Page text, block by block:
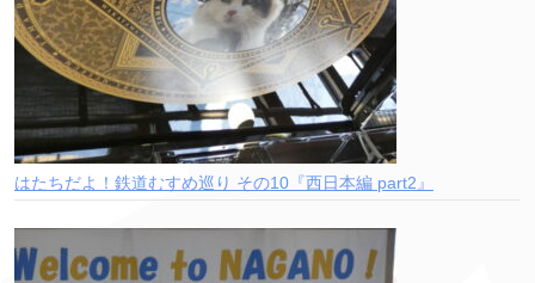
はたちだよ！鉄道むすめ巡り その10『西日本編 part2』